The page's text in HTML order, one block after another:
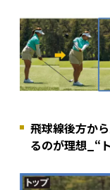
飛球線後方か
るのが理想_“